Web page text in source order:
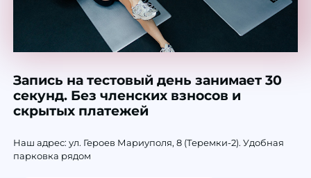
Запись на тестовый день занимает 30
секунд. Без членских взносов и
скрытых платежей
Наш адрес: ул. Героев Мариуполя, 8 (Теремки-2). Удобная
парковка рядом